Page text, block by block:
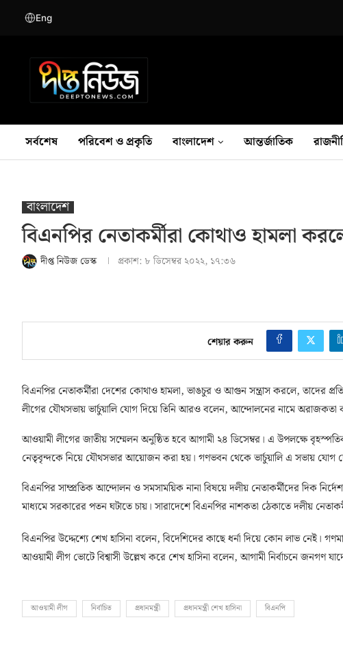
Eng
সর্বশেষ পরিবেশ ও প্রকৃতি বাংলাদেশ আন্তর্জাতিক
বাংলাদেশ
বিএনপির নেতাকর্মীরা কোথাও হামলা
দীপ্ত নিউজ ডেস্ক প্রকাশ: ৮ ডিসেম্বর ২০২২, ১৭:৩৬
শেয়ার করুন
বিএনপির নেতাকর্মীরা দেশের কোথাও হামলা, ভাঙচুর ও আগুন সন্ত্রাস করলে, তাদের
লীগের যৌথসভায় ভার্চুয়ালি যোগ দিয়ে তিনি আরও বলেন, আন্দোলনের নামে অরাজকতা
আওয়ামী লীগের জাতীয় সম্মেলন অনুষ্ঠিত হবে আগামী ২৪ ডিসেম্বর। এ উপলক্ষে
নেতৃবৃন্দকে নিয়ে যৌথসভার আয়োজন করা হয়। গণভবন থেকে ভার্চুয়ালি এ সভায় যোগ
বিএনপির সাম্প্রতিক আন্দোলন ও সমসাময়িক নানা বিষয়ে দলীয় নেতাকর্মীদের দিক
মাধ্যমে সরকারের পতন ঘটাতে চায়। সারাদেশে বিএনপির নাশকতা ঠেকাতে দলীয়
বিএনপির উদ্দেশ্যে শেখ হাসিনা বলেন, বিদেশিদের কাছে ধর্না দিয়ে কোন লাভ নেই।
আওয়ামী লীগ ভোটে বিশ্বাসী উল্লেখ করে শেখ হাসিনা বলেন, আগামী নির্বাচনে জনগণ
আওয়ামী লীগ নির্বাচিত প্রধানমন্ত্রী প্রধানমন্ত্রী শেখ হাসিনা বিএনপি